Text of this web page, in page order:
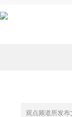
观点频道所发